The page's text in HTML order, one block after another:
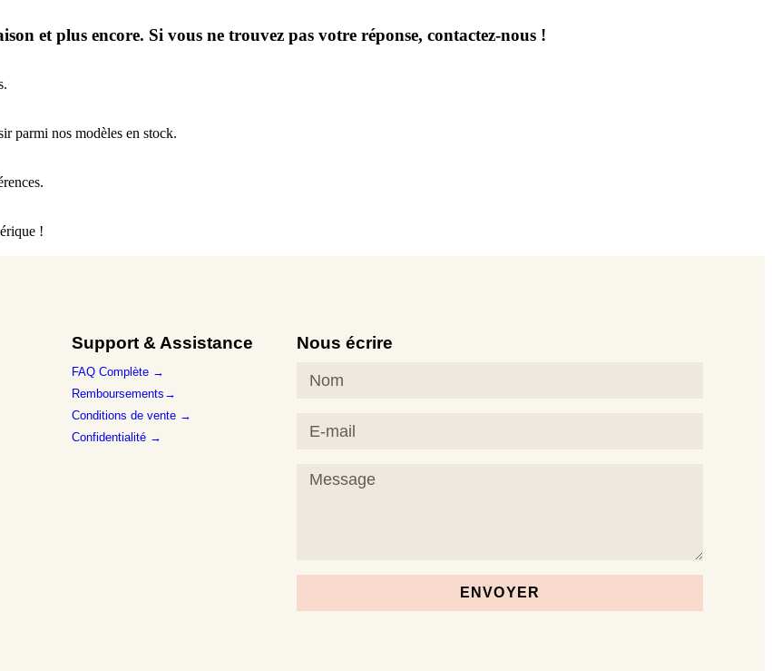
et plus encore. Si vous ne trouvez pas votre réponse, contactez-nous !
parmi nos modèles en stock.
!
Support & Assistance
FAQ Complète →
Remboursements→
Conditions de vente →
Confidentialité →
Nous écrire
ENVOYER